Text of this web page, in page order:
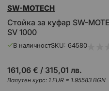
към
на
галерия
със
Стойка за куфар SW-
SV 1000
SW-MOTECH
В наличностSKU 64580
161,06 € / 315,01 лв.
Валутен курс: 1 EUR = 1.95583 BGN